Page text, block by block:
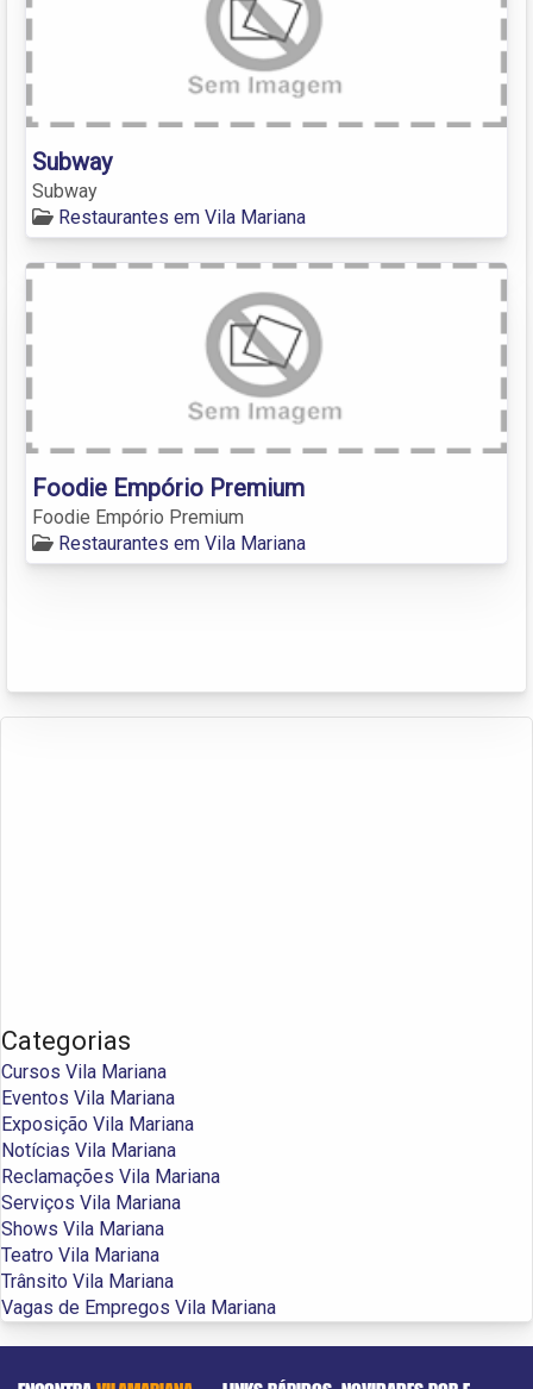
Subway
Subway
Restaurantes em Vila Mariana
Foodie Empório Premium
Foodie Empório Premium
Restaurantes em Vila Mariana
Categorias
Cursos Vila Mariana
Eventos Vila Mariana
Exposição Vila Mariana
Notícias Vila Mariana
Reclamações Vila Mariana
Serviços Vila Mariana
Shows Vila Mariana
Teatro Vila Mariana
Trânsito Vila Mariana
Vagas de Empregos Vila Mariana